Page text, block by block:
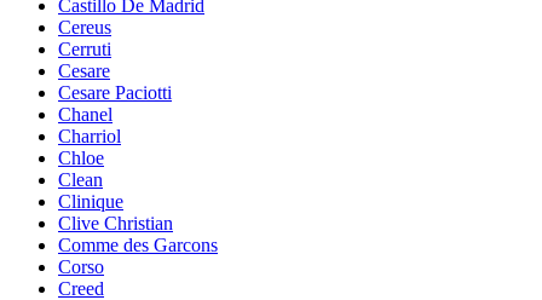
Castillo De Madrid
Cereus
Cerruti
Cesare
Cesare Paciotti
Chanel
Charriol
Chloe
Clean
Clinique
Clive Christian
Comme des Garcons
Corso
Creed